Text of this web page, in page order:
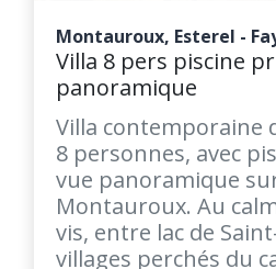
Montauroux, Esterel -
Villa 8 pers piscine
panoramique
Villa contemporaine
8 personnes, avec
vue panoramique
Montauroux. Au
vis, entre lac de
villages perchés du